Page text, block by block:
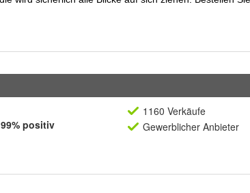
99% positiv
1160 Verkäufe
Gewerblicher Anbieter